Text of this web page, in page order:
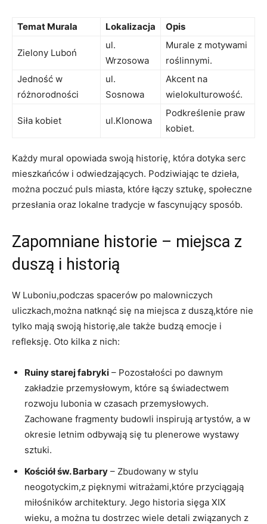
Temat​ Murala Lokalizacja Opis
Zielony Luboń
ul.‍
Wrzosowa
Murale z motywami
roślinnymi.
Jedność w
różnorodności
ul.
Sosnowa
Akcent‌ na
wielokulturowość.
Siła kobiet ul.Klonowa
Podkreślenie praw
kobiet.
Każdy mural opowiada swoją historię, która dotyka serc
mieszkańców i odwiedzających. Podziwiając te dzieła,
można poczuć ⁢puls miasta, które łączy sztukę, społeczne
przesłania oraz lokalne tradycje⁢ w fascynujący sposób.
Zapomniane historie – miejsca ⁢z
‍duszą i historią
W Luboniu,podczas spacerów po malowniczych
uliczkach,można natknąć się na miejsca z duszą,które nie
​tylko mają swoją historię,ale także budzą ​emocje i
refleksję. Oto kilka z nich:
Ruiny starej fabryki – Pozostałości po ​dawnym
zakładzie przemysłowym, które są świadectwem
rozwoju lubonia w czasach przemysłowych.
Zachowane fragmenty budowli inspirują artystów, a w
okresie letnim‍ odbywają się tu plenerowe‍ wystawy
sztuki.
Kościół św. ‍Barbary – Zbudowany w stylu
neogotyckim,z pięknymi ​witrażami,które przyciągają
⁤miłośników architektury. Jego historia sięga XIX
wieku, a można tu dostrzec wiele detali ⁤związanych⁣ z​